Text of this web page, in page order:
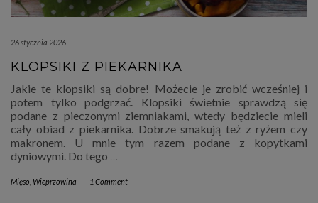
26 stycznia 2026
KLOPSIKI Z PIEKARNIKA
Jakie te klopsiki są dobre! Możecie je zrobić wcześniej i
potem tylko podgrzać. Klopsiki świetnie sprawdzą się
podane z pieczonymi ziemniakami, wtedy będziecie mieli
cały obiad z piekarnika. Dobrze smakują też z ryżem czy
makronem. U mnie tym razem podane z kopytkami
dyniowymi. Do tego
Mięso Wieprzowina - 1 Comment